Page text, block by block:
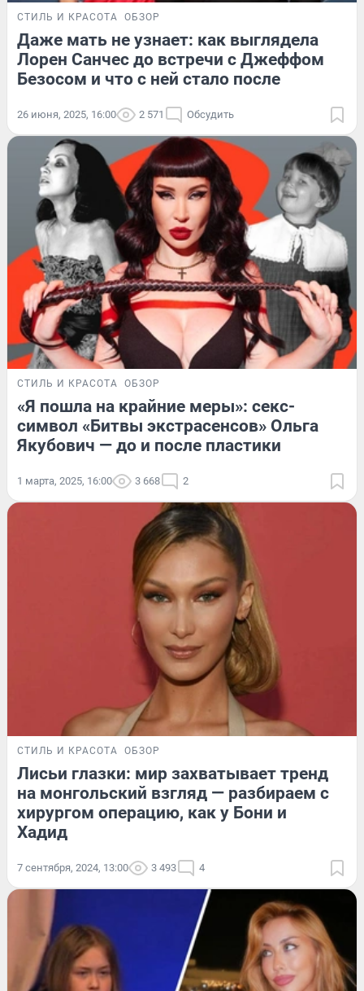
СТИЛЬ И КРАСОТА ОБЗОР
Даже мать не узнает: как выглядела
Лорен Санчес до встречи с Джеффом
Безосом и что с ней стало после
26 июня, 2025, 16:00 2 571 Обсудить
СТИЛЬ И КРАСОТА ОБЗОР
«Я пошла на крайние меры»: секс-
символ «Битвы экстрасенсов» Ольга
Якубович — до и после пластики
1 марта, 2025, 16:00 3 668 2
СТИЛЬ И КРАСОТА ОБЗОР
Лисьи глазки: мир захватывает тренд
на монгольский взгляд — разбираем с
хирургом операцию, как у Бони и
Хадид
7 сентября, 2024, 13:00 3 493 4